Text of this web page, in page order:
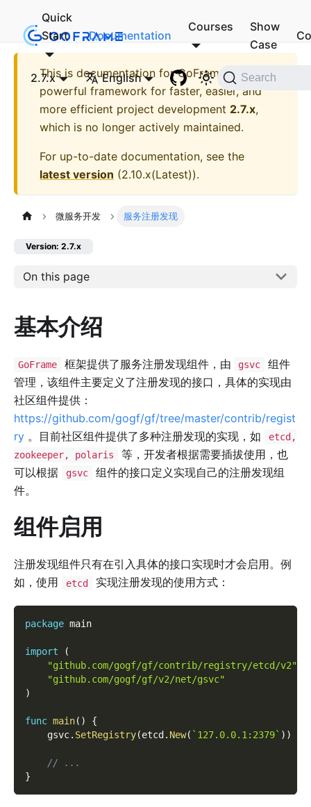
Quick
Start
Documentation
Courses
Show
Case
2.7.x English Search
This is documentation forGoFrame - A
powerful framework for faster, easier, and
more efficient project development 2.7.x,
which is no longer actively maintained.
For up-to-date documentation, see the
latest version (2.10.x(Latest)).
微服务开发 服务注册发现
Version: 2.7.x
On this page
基本介绍
GoFrame 框架提供了服务注册发现组件，由 gsvc
组件
管理，该组件主要定义了注册发现的接口，具体的实现由
社区组件提供：
https://github.com/gogf/gf/tree/master/contrib/regist
ry 。目前社区组件提供了多种注册发现的实现，如
etcd,
zookeeper, polaris
等，开发者根据需要插拔使用，也
可以根据
gsvc
组件的接口定义实现自己的注册发现组
件。
组件启用
注册发现组件只有在引入具体的接口实现时才会启用。例
如，使用
etcd 实现注册发现的使用方式：
package main
import
(
"github.com/gogf/gf/contrib/registry/etcd/v2"
"github.com/gogf/gf/v2/net/gsvc"
)
func main( )
{
    gsvc
. SetRegistry(etcd. New( `127.0.0.1:2379` ) )
// ...
}